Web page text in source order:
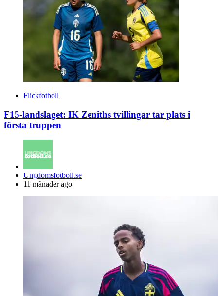
Flickfotboll
F15-landslaget: IK Zeniths tvillingar tar plats i
första truppen
Posted
by
Ungdomsfotboll.se
11 månader ago